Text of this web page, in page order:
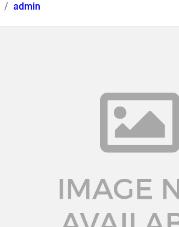
admin